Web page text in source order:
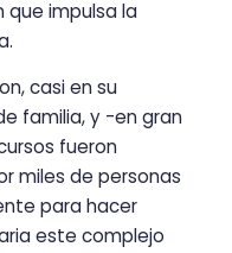
impulsa la
casi en su
familia, y -en gran
fueron
miles de personas
para hacer
este complejo